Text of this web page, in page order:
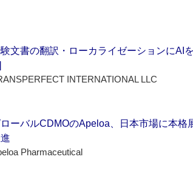
文書の翻訳・ローカライゼーションにAI
INTERNATIONAL LLC
ーバルCDMOのApeloa、日本市場に本格
Pharmaceutical